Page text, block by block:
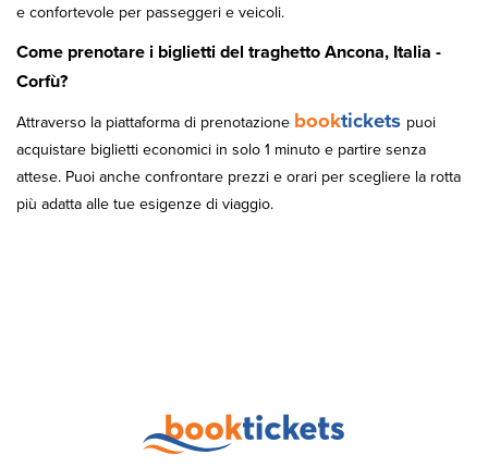
e confortevole per passeggeri e veicoli.
Come prenotare i biglietti del traghetto Ancona, Italia -
Corfù?
Attraverso la piattaforma di prenotazione booktickets puoi
acquistare biglietti economici in solo 1 minuto e partire senza
attese. Puoi anche confrontare prezzi e orari per scegliere la rotta
più adatta alle tue esigenze di viaggio.